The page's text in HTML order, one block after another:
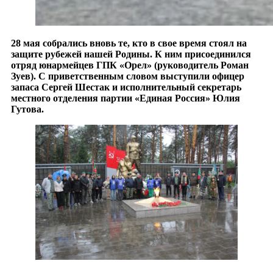
28 мая собрались вновь те, кто в свое время стоял на
защите рубежей нашей Родины. К ним присоединился
отряд юнармейцев ГПК «Орел» (руководитель Роман
Зуев). С приветственным словом выступили офицер
запаса Сергей Шестак и исполнительный секретарь
местного отделения партии «Единая Россия» Юлия
Гутова.